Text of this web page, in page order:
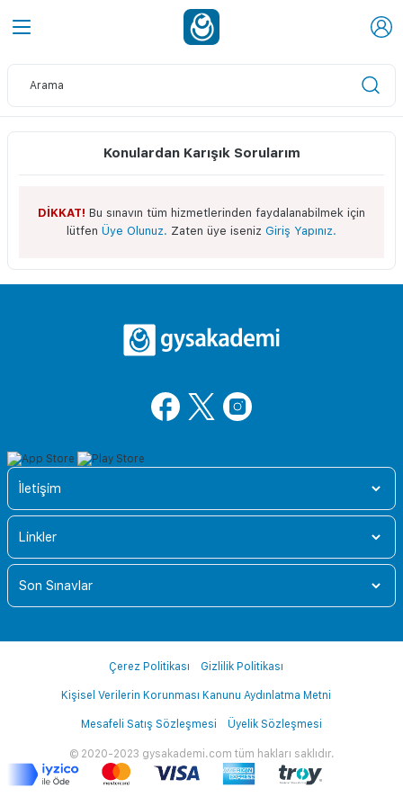
Konulardan Karışık Sorularım
DİKKAT! Bu sınavın tüm hizmetlerinden faydalanabilmek için
lütfen Üye Olunuz. Zaten üye iseniz Giriş Yapınız.
İletişim
Linkler
Son Sınavlar
© 2020-2023 gysakademi.com tüm hakları saklıdır.
Çerez Politikası Gizlilik Politikası
Kişisel Verilerin Korunması Kanunu Aydınlatma Metni
Mesafeli Satış Sözleşmesi Üyelik Sözleşmesi